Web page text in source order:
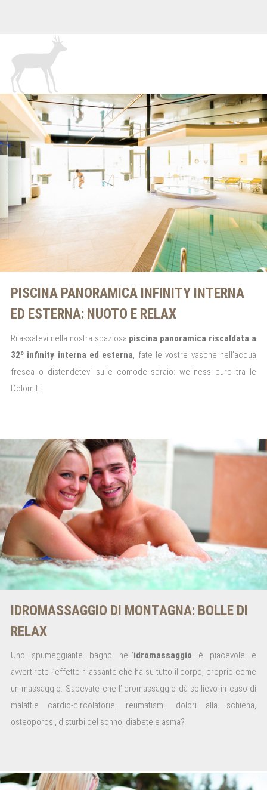
PISCINA PANORAMICA INFINITY INTERNA
ED ESTERNA: NUOTO E RELAX
Rilassatevi nella nostra spaziosa piscina panoramica riscaldata a
32º infinity interna ed esterna , fate le vostre vasche nell’acqua
fresca o distendetevi sulle comode sdraio: wellness puro tra le
Dolomiti!
IDROMASSAGGIO DI MONTAGNA: BOLLE DI
RELAX
Uno spumeggiante bagno nell’idromassaggio è piacevole e
avvertirete l’effetto rilassante che ha su tutto il corpo, proprio come
un massaggio. Sapevate che l’idromassaggio dà sollievo in caso di
malattie cardio-circolatorie, reumatismi, dolori alla schiena,
osteoporosi, disturbi del sonno, diabete e asma?